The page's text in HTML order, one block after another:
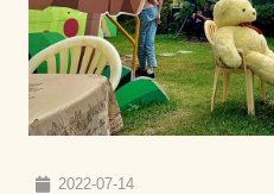
2022-07-14